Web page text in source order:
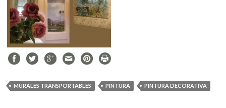
MURALES TRANSPORTABLES PINTURA PINTURA DECORATIVA